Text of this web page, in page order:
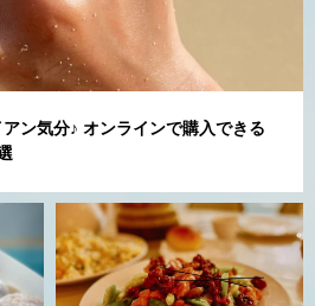
ン気分♪ オンラインで購入できる